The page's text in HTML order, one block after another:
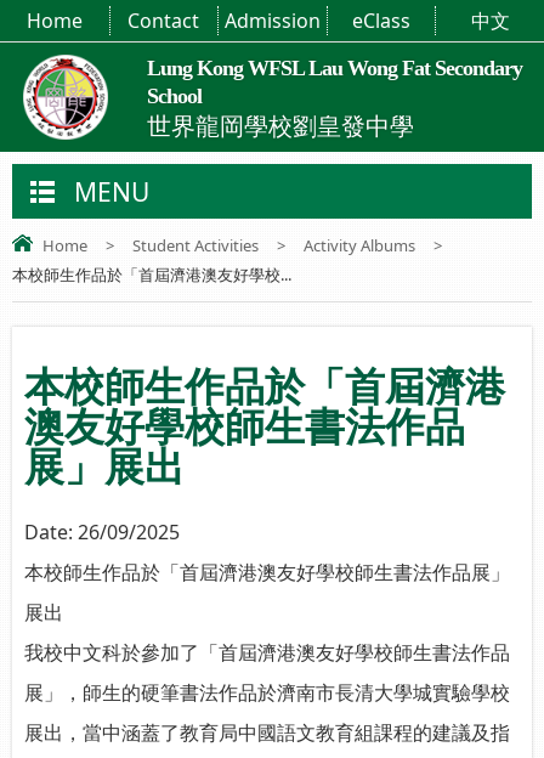
Lung Kong WFSL Lau Wong Fat Secondary
School
世界龍岡學校劉皇發中學
Home Contact Admission eClass 中文
MENU
Home > Student Activities > Activity Albums
>
本校師生作品於「首屆濟港澳友好學校...
本校師生作品於「首屆濟港
澳友好學校師生書法作品
展」展出
Date: 26/09/2025
本校師生作品於「首屆濟港澳友好學校師生書法作品展」
展出
我校中文科於參加了「首屆濟港澳友好學校師生書法作品
展」，師生的硬筆書法作品於濟南市長清大學城實驗學校
展出，當中涵蓋了教育局中國語文教育組課程的建議及指